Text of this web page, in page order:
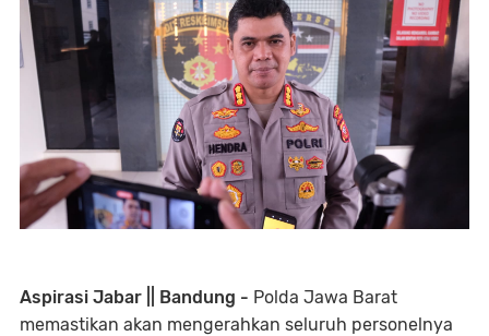
Aspirasi Jabar || Bandung - Polda Jawa Barat
memastikan akan mengerahkan seluruh personelnya